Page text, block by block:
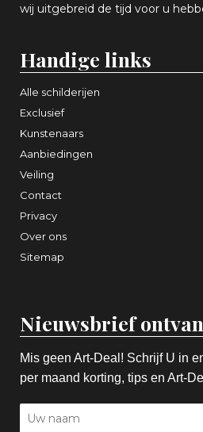
wij uitgebreid de tijd voor u
Handige links
Alle schilderijen
Exclusief
Kunstenaars
Aanbiedingen
Veiling
Contact
Privacy
Over ons
Sitemap
Nieuwsbrief
Mis geen Art-Deal! Schrijf U in
per maand korting, tips en Art-